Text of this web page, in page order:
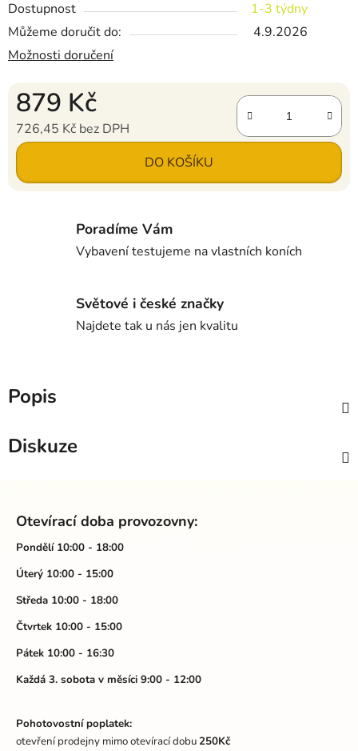
Dostupnost
1-3 týdny
Můžeme doručit do:
4.9.2026
Možnosti doručení
879 Kč
726,45 Kč bez DPH
Měrná cena: DO KOŠÍKU
Poradíme Vám
Vybavení testujeme na vlastních koních
Světové i české značky
Najdete tak u nás jen kvalitu
Popis
Diskuze
Otevírací doba provozovny:
Pondělí 10:00 - 18:00
Úterý 10:00 - 15:00
Středa 10:00 - 18:00
Čtvrtek 10:00 - 15:00
Pátek 10:00 - 16:30
Každá 3. sobota v měsíci 9:00 - 12:00
Pohotovostní poplatek:
otevření prodejny mimo otevírací dobu250Kč